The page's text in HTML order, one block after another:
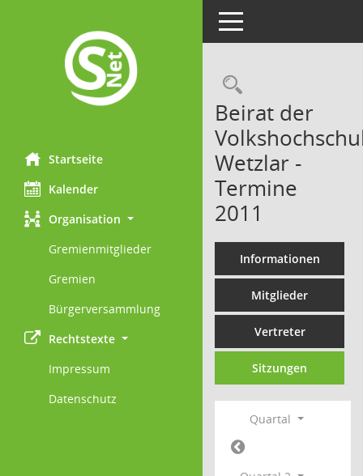
Startseite
Kalender
Organisation
Gremienmitglieder
Gremien
Bürgerversammlung
Rechtstexte
Impressum
Datenschutz
Toggle navigation
Beirat der
Wetzlar -
Termine
2011
Informationen
Mitglieder
Vertreter
Sitzungen
Quartal